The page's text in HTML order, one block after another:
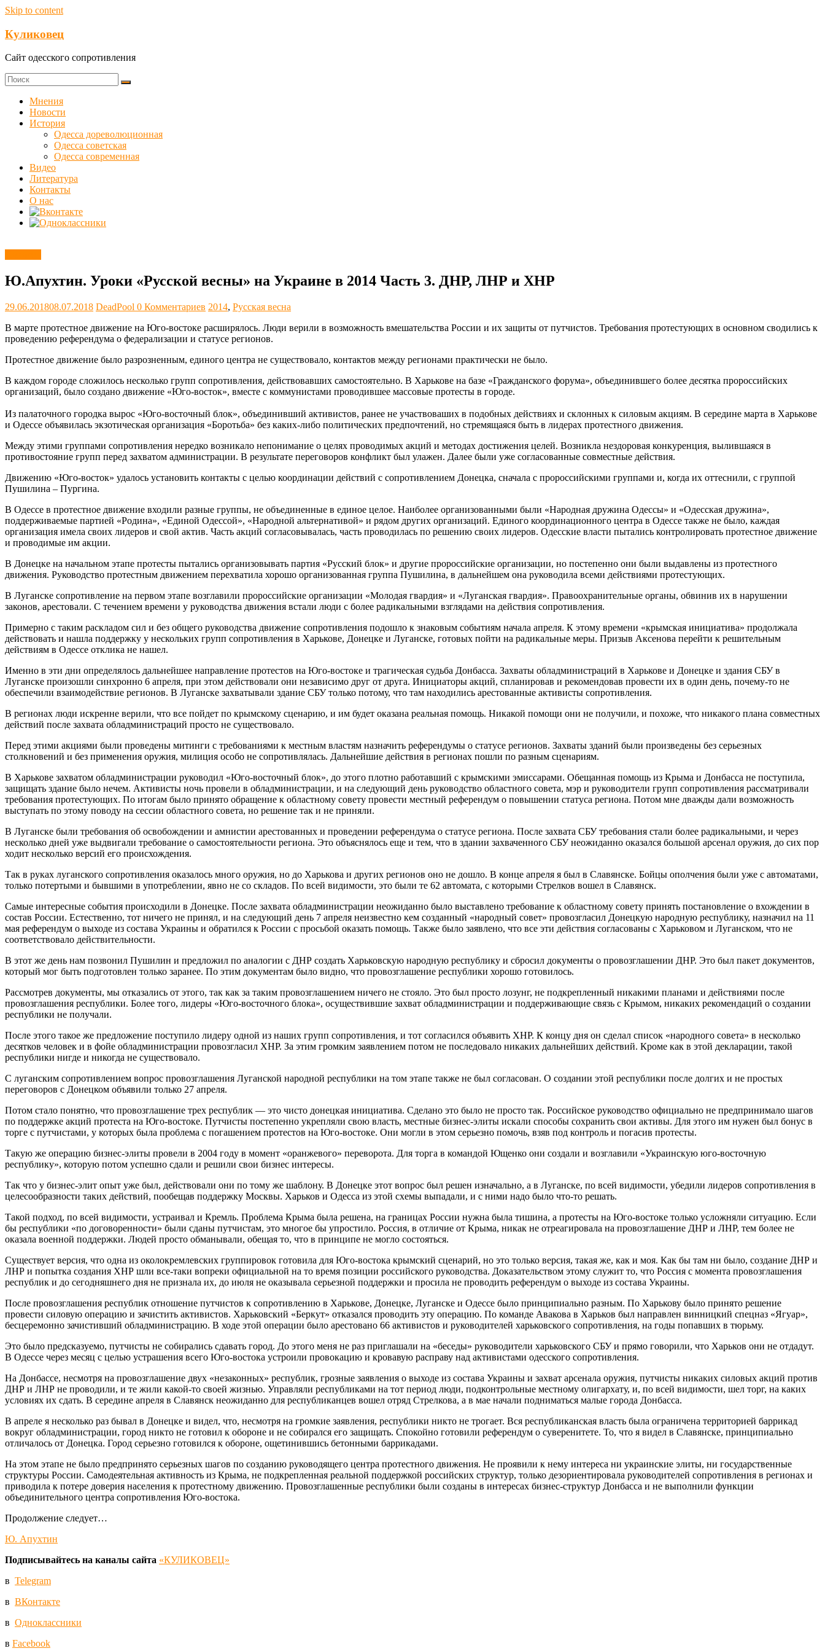
Skip to content
Куликовец
Сайт одесского сопротивления
Мнения
Новости
История
Одесса дореволюционная
Одесса советская
Одесса современная
Видео
Литература
Контакты
О нас
Ю.Апухтин. Уроки «Русской весны» на Украине в 2014 Часть 3. ДНР, ЛНР и ХНР
29.06.201808.07.2018 DeadPool 0 Комментариев 2014, Русская весна
В марте протестное движение на Юго-востоке расширялось. Люди верили в возможность вмешательства России и их защиты от путчистов. Требования протестующих в основном сводились к
проведению референдума о федерализации и статусе регионов.
Протестное движение было разрозненным, единого центра не существовало, контактов между регионами практически не было.
В каждом городе сложилось несколько групп сопротивления, действовавших самостоятельно. В Харькове на базе «Гражданского форума», объединившего более десятка пророссийских
организаций, было создано движение «Юго-восток», вместе с коммунистами проводившее массовые протесты в городе.
Из палаточного городка вырос «Юго-восточный блок», объединивший активистов, ранее не участвоваших в подобных действиях и склонных к силовым акциям. В середине марта в Харькове
и Одессе объявилась экзотическая организация «Боротьба» без каких-либо политических предпочтений, но стремящаяся быть в лидерах протестного движения.
Между этими группами сопротивления нередко возникало непонимание о целях проводимых акций и методах достижения целей. Возникла нездоровая конкуренция, вылившаяся в
противостояние групп перед захватом администрации. В результате переговоров конфликт был улажен. Далее были уже согласованные совместные действия.
Движению «Юго-восток» удалось установить контакты с целью координации действий с сопротивлением Донецка, сначала с пророссийскими группами и, когда их оттеснили, с группой
Пушилина – Пургина.
В Одессе в протестное движение входили разные группы, не объединенные в единое целое. Наиболее организованными были «Народная дружина Одессы» и «Одесская дружина»,
поддерживаемые партией «Родина», «Единой Одессой», «Народной альтернативой» и рядом других организаций. Единого координационного центра в Одессе также не было, каждая
организация имела своих лидеров и свой актив. Часть акций согласовывалась, часть проводилась по решению своих лидеров. Одесские власти пытались контролировать протестное движение
и проводимые им акции.
В Донецке на начальном этапе протесты пытались организовывать партия «Русский блок» и другие пророссийские организации, но постепенно они были выдавлены из протестного
движения. Руководство протестным движением перехватила хорошо организованная группа Пушилина, в дальнейшем она руководила всеми действиями протестующих.
В Луганске сопротивление на первом этапе возглавили пророссийские организации «Молодая гвардия» и «Луганская гвардия». Правоохранительные органы, обвинив их в нарушении
законов, арестовали. С течением времени у руководства движения встали люди с более радикальными взглядами на действия сопротивления.
Примерно с таким раскладом сил и без общего руководства движение сопротивления подошло к знаковым событиям начала апреля. К этому времени «крымская инициатива» продолжала
действовать и нашла поддержку у нескольких групп сопротивления в Харькове, Донецке и Луганске, готовых пойти на радикальные меры. Призыв Аксенова перейти к решительным
действиям в Одессе отклика не нашел.
Именно в эти дни определялось дальнейшее направление протестов на Юго-востоке и трагическая судьба Донбасса. Захваты обладминистраций в Харькове и Донецке и здания СБУ в
Луганске произошли синхронно 6 апреля, при этом действовали они независимо друг от друга. Инициаторы акций, спланировав и рекомендовав провести их в один день, почему-то не
обеспечили взаимодействие регионов. В Луганске захватывали здание СБУ только потому, что там находились арестованные активисты сопротивления.
В регионах люди искренне верили, что все пойдет по крымскому сценарию, и им будет оказана реальная помощь. Никакой помощи они не получили, и похоже, что никакого плана совместных
действий после захвата обладминистраций просто не существовало.
Перед этими акциями были проведены митинги с требованиями к местным властям назначить референдумы о статусе регионов. Захваты зданий были произведены без серьезных
столкновений и без применения оружия, милиция особо не сопротивлялась. Дальнейшие действия в регионах пошли по разным сценариям.
В Харькове захватом обладминистрации руководил «Юго-восточный блок», до этого плотно работавший с крымскими эмиссарами. Обещанная помощь из Крыма и Донбасса не поступила,
защищать здание было нечем. Активисты ночь провели в обладминистрации, и на следующий день руководство областного совета, мэр и руководители групп сопротивления рассматривали
требования протестующих. По итогам было принято обращение к областному совету провести местный референдум о повышении статуса региона. Потом мне дважды дали возможность
выступать по этому поводу на сессии областного совета, но решение так и не приняли.
В Луганске были требования об освобождении и амнистии арестованных и проведении референдума о статусе региона. После захвата СБУ требования стали более радикальными, и через
несколько дней уже выдвигали требование о самостоятельности региона. Это объяснялось еще и тем, что в здании захваченного СБУ неожиданно оказался большой арсенал оружия, до сих пор
ходит несколько версий его происхождения.
Так в руках луганского сопротивления оказалось много оружия, но до Харькова и других регионов оно не дошло. В конце апреля я был в Славянске. Бойцы ополчения были уже с автоматами,
только потертыми и бывшими в употреблении, явно не со складов. По всей видимости, это были те 62 автомата, с которыми Стрелков вошел в Славянск.
Самые интересные события происходили в Донецке. После захвата обладминистрации неожиданно было выставлено требование к областному совету принять постановление о вхождении в
состав России. Естественно, тот ничего не принял, и на следующий день 7 апреля неизвестно кем созданный «народный совет» провозгласил Донецкую народную республику, назначил на 11
мая референдум о выходе из состава Украины и обратился к России с просьбой оказать помощь. Также было заявлено, что все эти действия согласованы с Харьковом и Луганском, что не
соответствовало действительности.
В этот же день нам позвонил Пушилин и предложил по аналогии с ДНР создать Харьковскую народную республику и сбросил документы о провозглашении ДНР. Это был пакет документов,
который мог быть подготовлен только заранее. По этим документам было видно, что провозглашение республики хорошо готовилось.
Рассмотрев документы, мы отказались от этого, так как за таким провозглашением ничего не стояло. Это был просто лозунг, не подкрепленный никакими планами и действиями после
провозглашения республики. Более того, лидеры «Юго-восточного блока», осуществившие захват обладминистрации и поддерживающие связь с Крымом, никаких рекомендаций о создании
республики не получали.
После этого такое же предложение поступило лидеру одной из наших групп сопротивления, и тот согласился объявить ХНР. К концу дня он сделал список «народного совета» в несколько
десятков человек и в фойе обладминистрации провозгласил ХНР. За этим громким заявлением потом не последовало никаких дальнейших действий. Кроме как в этой декларации, такой
республики нигде и никогда не существовало.
С луганским сопротивлением вопрос провозглашения Луганской народной республики на том этапе также не был согласован. О создании этой республики после долгих и не простых
переговоров с Донецком объявили только 27 апреля.
Потом стало понятно, что провозглашение трех республик — это чисто донецкая инициатива. Сделано это было не просто так. Российское руководство официально не предпринимало шагов
по поддержке акций протеста на Юго-востоке. Путчисты постепенно укрепляли свою власть, местные бизнес-элиты искали способы сохранить свои активы. Для этого им нужен был бонус в
торге с путчистами, у которых была проблема с погашением протестов на Юго-востоке. Они могли в этом серьезно помочь, взяв под контроль и погасив протесты.
Такую же операцию бизнес-элиты провели в 2004 году в момент «оранжевого» переворота. Для торга в командой Ющенко они создали и возглавили «Украинскую юго-восточную
республику», которую потом успешно сдали и решили свои бизнес интересы.
Так что у бизнес-элит опыт уже был, действовали они по тому же шаблону. В Донецке этот вопрос был решен изначально, а в Луганске, по всей видимости, убедили лидеров сопротивления в
целесообразности таких действий, пообещав поддержку Москвы. Харьков и Одесса из этой схемы выпадали, и с ними надо было что-то решать.
Такой подход, по всей видимости, устраивал и Кремль. Проблема Крыма была решена, на границах России нужна была тишина, а протесты на Юго-востоке только усложняли ситуацию. Если
бы республики «по договоренности» были сданы путчистам, это многое бы упростило. Россия, в отличие от Крыма, никак не отреагировала на провозглашение ДНР и ЛНР, тем более не
оказала военной поддержки. Людей просто обманывали, обещая то, что в принципе не могло состояться.
Существует версия, что одна из околокремлевских группировок готовила для Юго-востока крымский сценарий, но это только версия, такая же, как и моя. Как бы там ни было, создание ДНР и
ЛНР и попытка создания ХНР шли все-таки вопреки официальной на то время позиции российского руководства. Доказательством этому служит то, что Россия с момента провозглашения
республик и до сегодняшнего дня не признала их, до июля не оказывала серьезной поддержки и просила не проводить референдум о выходе из состава Украины.
После провозглашения республик отношение путчистов к сопротивлению в Харькове, Донецке, Луганске и Одессе было принципиально разным. По Харькову было принято решение
провести силовую операцию и зачистить активистов. Харьковский «Беркут» отказался проводить эту операцию. По команде Авакова в Харьков был направлен винницкий спецназ «Ягуар»,
бесцеремонно зачистивший обладминистрацию. В ходе этой операции было арестовано 66 активистов и руководителей харьковского сопротивления, на годы попавших в тюрьму.
Это было предсказуемо, путчисты не собирались сдавать город. До этого меня не раз приглашали на «беседы» руководители харьковского СБУ и прямо говорили, что Харьков они не отдадут.
В Одессе через месяц с целью устрашения всего Юго-востока устроили провокацию и кровавую расправу над активистами одесского сопротивления.
На Донбассе, несмотря на провозглашение двух «незаконных» республик, грозные заявления о выходе из состава Украины и захват арсенала оружия, путчисты никаких силовых акций против
ДНР и ЛНР не проводили, и те жили какой-то своей жизнью. Управляли республиками на тот период люди, подконтрольные местному олигархату, и, по всей видимости, шел торг, на каких
условиях их сдать. В середине апреля в Славянск неожиданно для республиканцев вошел отряд Стрелкова, а в мае начали подниматься малые города Донбасса.
В апреле я несколько раз бывал в Донецке и видел, что, несмотря на громкие заявления, республики никто не трогает. Вся республиканская власть была ограничена территорией баррикад
вокруг обладминистрации, город никто не готовил к обороне и не собирался его защищать. Спокойно готовили референдум о суверенитете. То, что я видел в Славянске, принципиально
отличалось от Донецка. Город серьезно готовился к обороне, ощетинившись бетонными баррикадами.
На этом этапе не было предпринято серьезных шагов по созданию руководящего центра протестного движения. Не проявили к нему интереса ни украинские элиты, ни государственные
структуры России. Самодеятельная активность из Крыма, не подкрепленная реальной поддержкой российских структур, только дезориентировала руководителей сопротивления в регионах и
приводила к потере доверия населения к протестному движению. Провозглашенные республики были созданы в интересах бизнес-структур Донбасса и не выполнили функции
объединительного центра сопротивления Юго-востока.
Продолжение следует…
Ю. Апухтин
Подписывайтесь на каналы сайта «КУЛИКОВЕЦ»
в Telegram
в ВКонтакте
в Одноклассники
в Facebook